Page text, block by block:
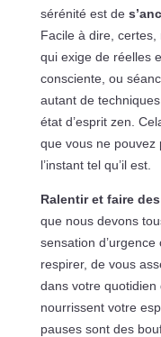
sérénité est de
Facile à dire, certes,
qui exige de réelles
consciente, ou
autant de
état d’esprit zen.
que vous ne pouvez
l’instant tel qu’il est.
Ralentir et faire
que nous devons
sensation
respirer, de vous
dans votre
nourrissent votre
pauses sont des